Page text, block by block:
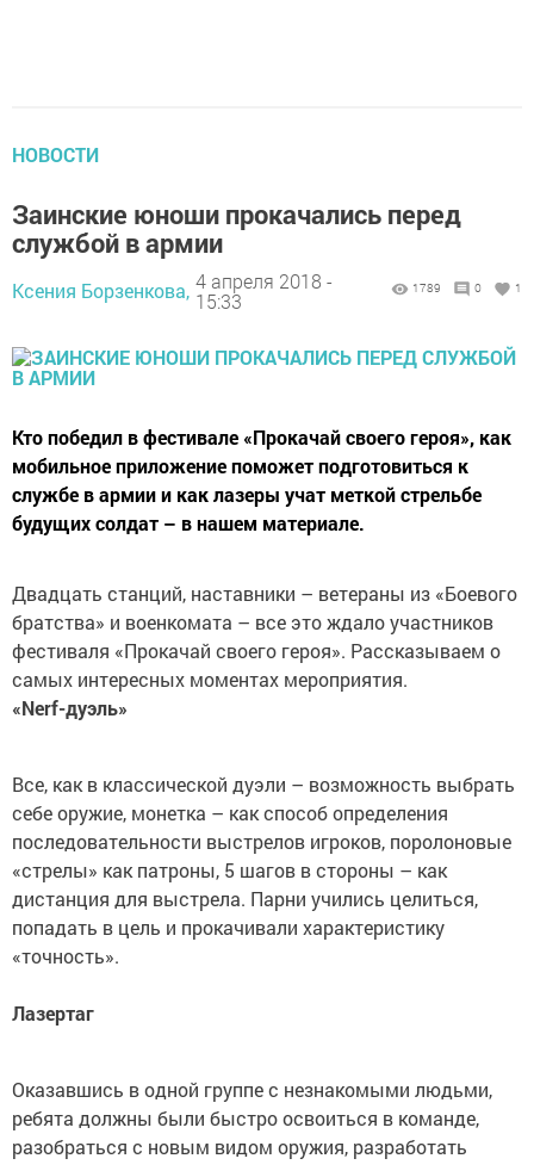
НОВОСТИ
Заинские юноши прокачались перед
службой в армии
Ксения Борзенкова, 4 апреля 2018 -
15:33
1789 0 1
Кто победил в фестивале «Прокачай своего героя», как
мобильное приложение поможет подготовиться к
службе в армии и как лазеры учат меткой стрельбе
будущих солдат – в нашем материале.
Двадцать станций, наставники – ветераны из «Боевого
братства» и военкомата – все это ждало участников
фестиваля «Прокачай своего героя». Рассказываем о
самых интересных моментах мероприятия.
«Nerf-дуэль»
Все, как в классической дуэли – возможность выбрать
себе оружие, монетка – как способ определения
последовательности выстрелов игроков, поролоновые
«стрелы» как патроны, 5 шагов в стороны – как
дистанция для выстрела. Парни учились целиться,
попадать в цель и прокачивали характеристику
«точность».
Лазертаг
Оказавшись в одной группе с незнакомыми людьми,
ребята должны были быстро освоиться в команде,
разобраться с новым видом оружия, разработать